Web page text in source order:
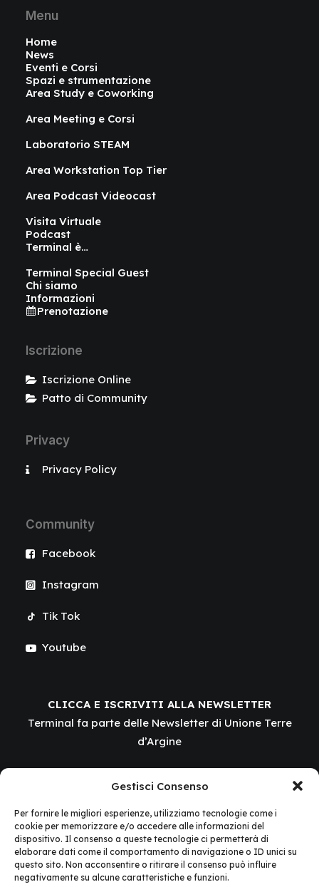
Gestisci Consenso
Per fornire le migliori esperienze, utilizziamo tecnologie come i
cookie per memorizzare e/o accedere alle informazioni del
dispositivo. Il consenso a queste tecnologie ci permetterà di
elaborare dati come il comportamento di navigazione o ID unici su
questo sito. Non acconsentire o ritirare il consenso può influire
negativamente su alcune caratteristiche e funzioni.
Menu
Home
News
Eventi e Corsi
Spazi e strumentazione
Area Study e Coworking
Area Meeting e Corsi
Laboratorio STEAM
Area Workstation Top Tier
Area Podcast Videocast
Visita Virtuale
Podcast
Terminal è…
Terminal Special Guest
Chi siamo
Informazioni
Prenotazione
Iscrizione
Iscrizione Online
Patto di Community
Privacy
Privacy Policy
Community
Facebook
Instagram
Tik Tok
Youtube
CLICCA E ISCRIVITI ALLA NEWSLETTER
Terminal fa parte delle Newsletter di Unione Terre
d’Argine
Il progettoTerminal – Terre d’Argine Innovation
Lab
è realizzato grazie ai Fondi europei della Regione
Emilia-Romagna.